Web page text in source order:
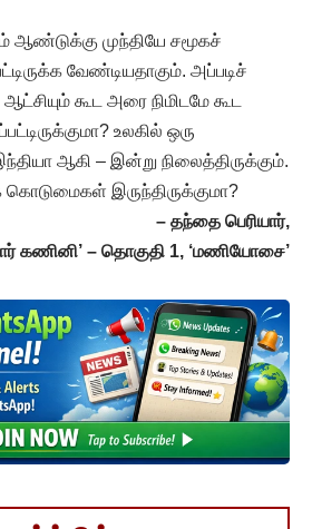
ஆண்டுக்கு முந்தியே சமூகச்
வேண்டியதாகும். அப்படிச்
கூட அரை நிமிடமே கூட
உலகில் ஒரு
ஆகி – இன்று நிலைத்திருக்கும்.
கொடுமைகள் இருந்திருக்குமா?
– தந்தை பெரியார்,
கணினி’ – தொகுதி 1, ‘மணியோசை’